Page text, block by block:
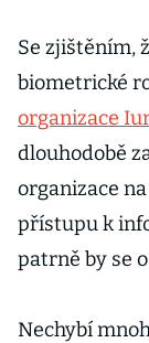
Se zjištěním,
biometrické
organizace
dlouhodobě
organizace
přístupu k
patrně by se
Nechybí